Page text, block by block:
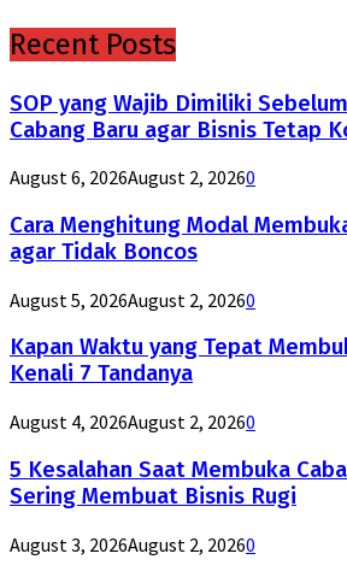
Recent Posts
SOP yang Wajib Dimiliki
Cabang Baru agar Bisnis Tetap
August 6, 2026August 2, 20260
Cara Menghitung Modal
agar Tidak Boncos
August 5, 2026August 2, 20260
Kapan Waktu yang Tepat
Kenali 7 Tandanya
August 4, 2026August 2, 20260
5 Kesalahan Saat Membuka
Sering Membuat Bisnis Rugi
August 3, 2026August 2, 20260